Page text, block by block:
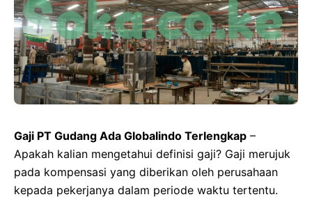
Gaji PT Gudang Ada Globalindo Terlengkap –
Apakah kalian mengetahui definisi gaji? Gaji merujuk
pada kompensasi yang diberikan oleh perusahaan
kepada pekerjanya dalam periode waktu tertentu.